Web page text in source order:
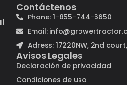
Contáctenos
Phone: 1-855-744-6650
Email:
Adress: 17220NW, 2nd court,
Avisos Legales
Declaración de privacidad
Condiciones de uso